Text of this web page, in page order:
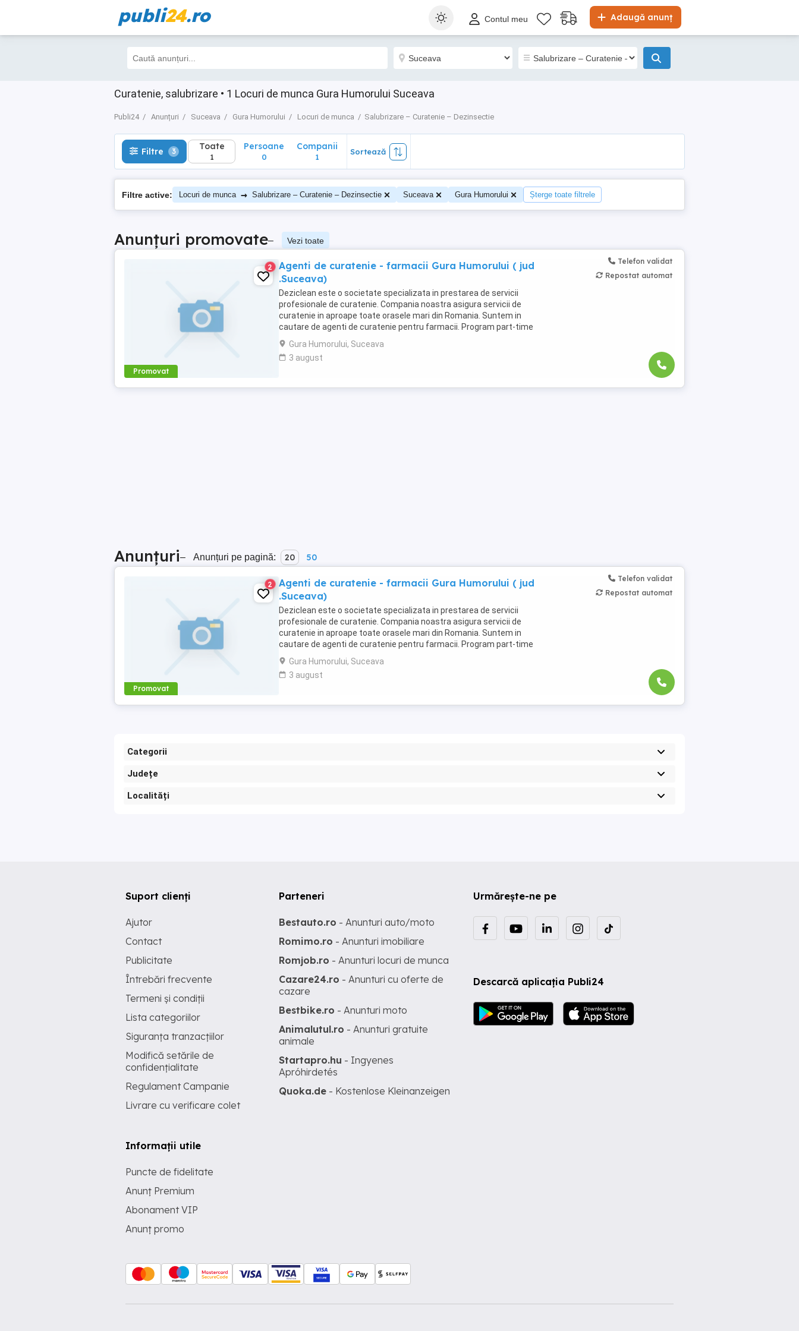
publi24.ro Adaugă anunț
Contul meu
Curatenie, salubrizare • 1 Locuri de munca Gura Humorului Suceava
Publi24 Anunțuri Suceava Gura Humorului Locuri de munca Salubrizare – Curatenie – Dezinsectie
Filtre 3 Toate
1
Filtre 3 Toate
1
Persoane
0
Companii
1
Sortează
Filtre active: Locuri de munca → Salubrizare – Curatenie – Dezinsectie Suceava Gura Humorului Șterge toate filtrele
Anunțuri promovate– Vezi toate
Promovat
2
Agenti de curatenie - farmacii Gura Humorului ( jud
.Suceava)
Deziclean este o societate specializata in prestarea de servicii
profesionale de curatenie. Compania noastra asigura servicii de
curatenie in aproape toate orasele mari din Romania. Suntem in
cautare de agenti de curatenie pentru farmacii. Program part-time
Atributii: Efectuarea si asigurarea activitații ...
Gura Humorului, Suceava
3 august
Telefon validat
Repostat automat
Anunțuri– Anunțuri pe pagină: 20 50
Promovat
2
Agenti de curatenie - farmacii Gura Humorului ( jud
.Suceava)
Deziclean este o societate specializata in prestarea de servicii
profesionale de curatenie. Compania noastra asigura servicii de
curatenie in aproape toate orasele mari din Romania. Suntem in
cautare de agenti de curatenie pentru farmacii. Program part-time
Atributii: Efectuarea si asigurarea activitații ...
Gura Humorului, Suceava
3 august
Telefon validat
Repostat automat
Categorii
Județe
Localități
Urmărește-ne pe
Descarcă aplicația Publi24
Suport clienți
Ajutor
Contact
Publicitate
Întrebări frecvente
Termeni și condiții
Lista categoriilor
Siguranța tranzacțiilor
Modifică setările de
confidențialitate
Regulament Campanie
Livrare cu verificare colet
Informații utile
Puncte de fidelitate
Anunț Premium
Abonament VIP
Anunț promo
Parteneri
Bestauto.ro - Anunturi auto/moto
Romimo.ro - Anunturi imobiliare
Romjob.ro - Anunturi locuri de munca
Cazare24.ro - Anunturi cu oferte de
cazare
Bestbike.ro - Anunturi moto
Animalutul.ro - Anunturi gratuite
animale
Startapro.hu - Ingyenes
Apróhirdetés
Quoka.de - Kostenlose Kleinanzeigen